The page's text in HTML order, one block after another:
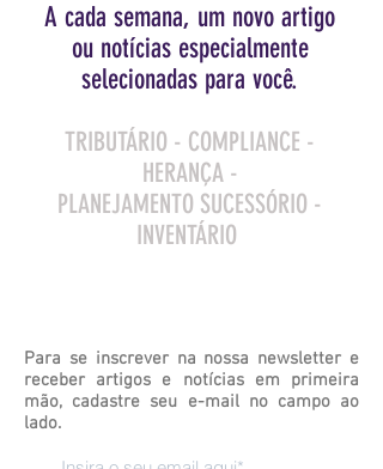
A cada semana, um novo artigo
ou notícias especialmente
selecionadas para você.
TRIBUTÁRIO - COMPLIANCE -
HERANÇA -
PLANEJAMENTO SUCESSÓRIO -
INVENTÁRIO
Para se inscrever na nossa newsletter e
receber artigos e notícias em primeira
mão, cadastre seu e-mail no campo ao
lado.